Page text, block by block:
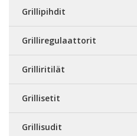
Grillipihdit
Grilliregulaattorit
Grilliritilät
Grillisetit
Grillisudit